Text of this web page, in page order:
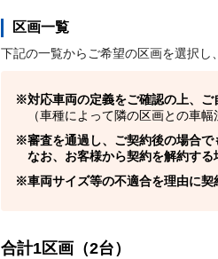
区画一覧
下記の一覧からご希望の区画を選択し
対応車両の定義をご確認の上、ご
（車種によって隣の区画との車幅
審査を通過し、ご契約後の場合
なお、お客様から契約を解約する
車両サイズ等の不適合を理由に契
合計1区画（2台）